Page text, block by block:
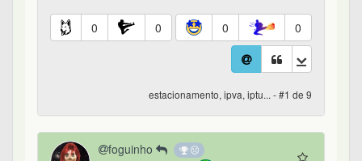
0 0 0 0
estacionamento, ipva, iptu... - #1 de 9
foguinho